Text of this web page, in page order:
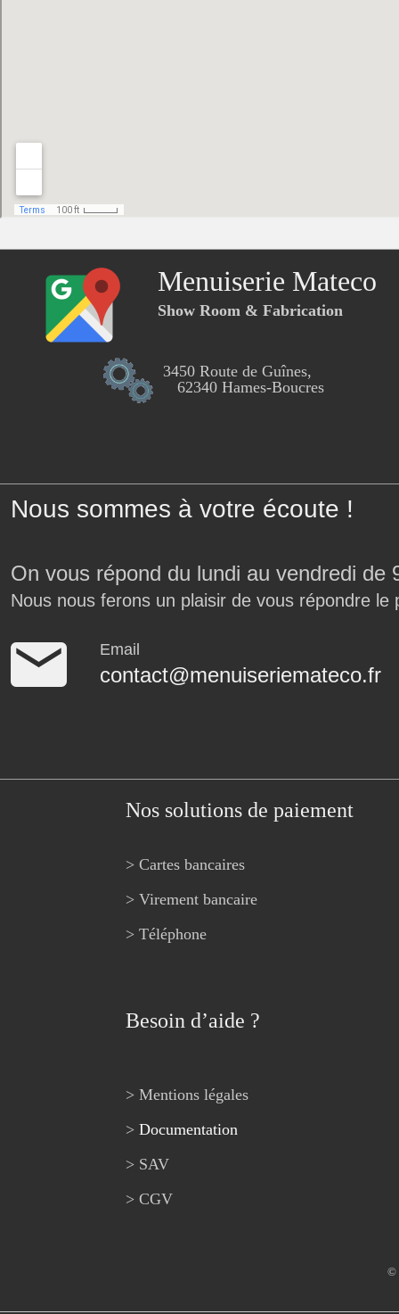
Menuiserie Mateco
Show Room & Fabrication
3450 Route de Guînes,
62340 Hames-Boucres
Nous sommes à votre écoute !
On vous répond du lundi au vendredi
Nous nous ferons un plaisir de vous répondre le
Email
contact@menuiseriemateco.fr
Nos solutions de paiement
> Cartes bancaires
> Virement bancaire
> Téléphone
Besoin d’aide ?
> Mentions légales
> Documentation
> SAV
> CGV
©